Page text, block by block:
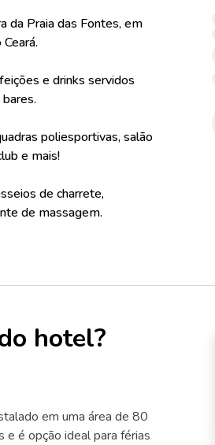
da Praia das Fontes, em
e drinks servidos
poliesportivas, salão
e mais!
de charrete,
de massagem.
hotel?
em uma área de 80
e é opção ideal para férias